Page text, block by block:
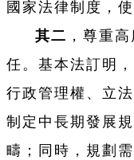
國家法律制度，
其二 ，尊重
任。基本法訂明
行政管理權、立
制定中長期發展
疇；同時，規劃